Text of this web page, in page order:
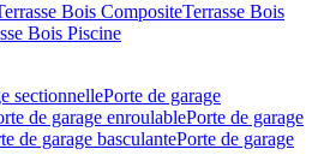
Bois CompositeTerrasse Bois
Bois Piscine
sectionnellePorte de garage
de garage enroulablePorte de garage
de garage basculantePorte de garage